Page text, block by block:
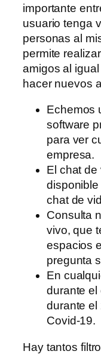
importante
usuario tenga
personas al
permite
amigos al
hacer nuevos
Echemos
software
para ver
empresa.
El chat de
disponible
chat de
Consulta
vivo, que
espacios
pregunta
En
durante el
durante el
Covid-19.
Hay tantos